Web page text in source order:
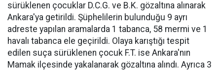
sürüklenen çocuklar D.C.G. ve B.K. gözaltına alınarak
Ankara'ya getirildi. Şüphelilerin bulunduğu 9 ayrı
adreste yapılan aramalarda 1 tabanca, 58 mermi ve 1
havalı tabanca ele geçirildi. Olaya karıştığı tespit
edilen suça sürüklenen çocuk F.T. ise Ankara'nın
Mamak ilçesinde yakalanarak gözaltına alındı. Ayrıca 3